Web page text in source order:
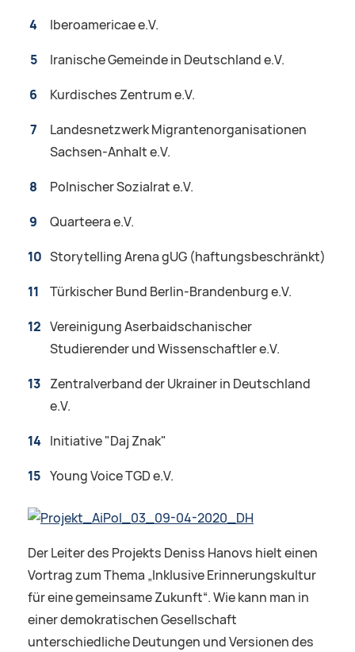
Iberoamericae e.V.
Iranische Gemeinde in Deutschland e.V.
Kurdisches Zentrum e.V.
Landesnetzwerk Migrantenorganisationen
Sachsen-Anhalt e.V.
Polnischer Sozialrat e.V.
Quarteera e.V.
Storytelling Arena gUG (haftungsbeschränkt)
Türkischer Bund Berlin-Brandenburg e.V.
Vereinigung Aserbaidschanischer
Studierender und Wissenschaftler e.V.
Zentralverband der Ukrainer in Deutschland
e.V.
Initiative "Daj Znak"
Young Voice TGD e.V.
Der Leiter des Projekts Deniss Hanovs hielt einen
Vortrag zum Thema „Inklusive Erinnerungskultur
für eine gemeinsame Zukunft“. Wie kann man in
einer demokratischen Gesellschaft
unterschiedliche Deutungen und Versionen des